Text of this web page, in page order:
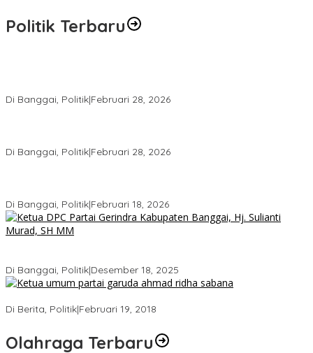
Politik Terbaru
Di Banggai, Politik|Februari 28, 2026
Di Banggai, Politik|Februari 28, 2026
Di Banggai, Politik|Februari 18, 2026
Di Banggai, Politik|Desember 18, 2025
Di Berita, Politik|Februari 19, 2018
Olahraga Terbaru